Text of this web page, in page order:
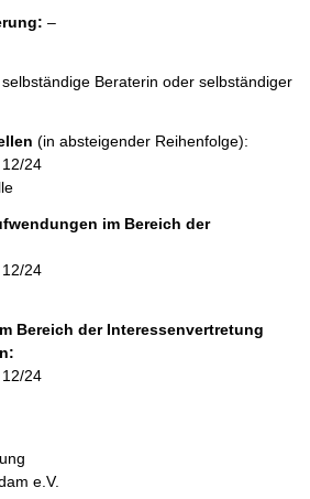
–l
r
Beraterin oder selbständiger
(in absteigender Reihenfolge):
24
im Bereich der
24
Bereich der Interessenvertretung
24
e.V.